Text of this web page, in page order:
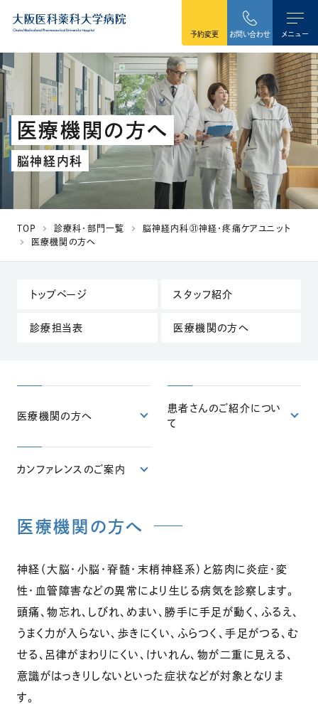
予約変更 お問い合わせ メニュー
医療機関の方へ
脳神経内科
TOP 診療科・部門一覧
脳神経内科㉛神経・疼痛ケアユニット
医療機関の方へ
トップページ スタッフ紹介
診療担当表
（別ウィンドウで開きます）
医療機関の方へ
医療機関の方へ
患者さんのご紹介につい
て
カンファレンスのご案内
医療機関の方へ
神経（大脳・小脳・脊髄・末梢神経系）と筋肉に炎症・変
性・血管障害などの異常により生じる病気を診察します。
頭痛、物忘れ、しびれ、めまい、勝手に手足が動く、ふるえ、
うまく力が入らない、歩きにくい、ふらつく、手足がつる、む
せる、呂律がまわりにくい、けいれん、物が二重に見える、
意識がはっきりしないといった症状などが対象となりま
す。